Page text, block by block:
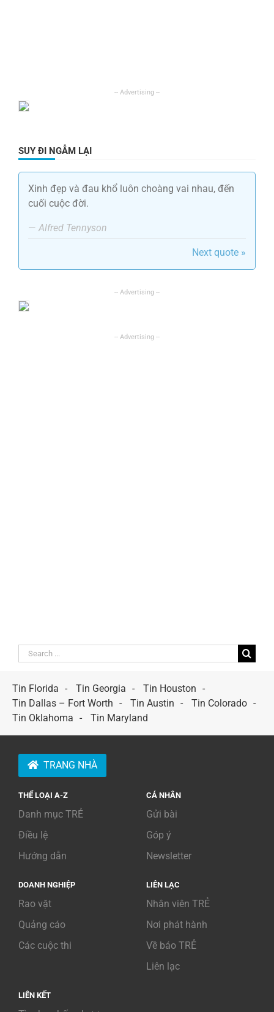
SUY ĐI NGẪM LẠI
Xinh đẹp và đau khổ luôn choàng vai nhau, đến
cuối cuộc đời.
—Alfred Tennyson
Next quote »
Search
for:
Tin Florida
Tin Georgia
Tin Houston
Tin Dallas – Fort Worth
Tin Austin
Tin Colorado
Tin Oklahoma
Tin Maryland
TRANG NHÀ
THỂ LOẠI A-Z
Danh mục TRẺ
Điều lệ
Hướng dẫn
CÁ NHÂN
Gửi bài
Góp ý
Newsletter
DOANH NGHIỆP
Rao vặt
Quảng cáo
Các cuộc thi
LIÊN LẠC
Nhân viên TRẺ
Nơi phát hành
Về báo TRẺ
Liên lạc
LIÊN KẾT